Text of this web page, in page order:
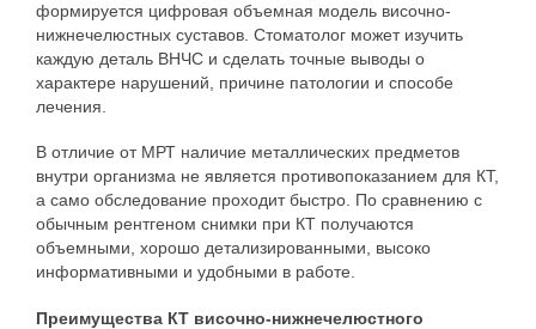
формируется цифровая объемная модель височно-
нижнечелюстных суставов. Стоматолог может изучить
каждую деталь ВНЧС и сделать точные выводы о
характере нарушений, причине патологии и способе
лечения.
В отличие от МРТ наличие металлических предметов
внутри организма не является противопоказанием для КТ,
а само обследование проходит быстро. По сравнению с
обычным рентгеном снимки при КТ получаются
объемными, хорошо детализированными, высоко
информативными и удобными в работе.
Преимущества КТ височно-нижнечелюстного